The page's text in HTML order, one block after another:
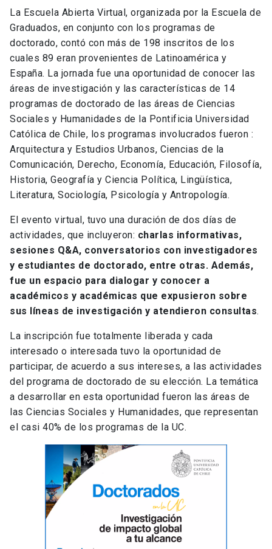
La Escuela Abierta Virtual, organizada por la Escuela de
Graduados, en conjunto con los programas de
doctorado, contó con más de 198 inscritos de los
cuales 89 eran provenientes de Latinoamérica y
España. La jornada fue una oportunidad de conocer las
áreas de investigación y las características de 14
programas de doctorado de las áreas de Ciencias
Sociales y Humanidades de la Pontificia Universidad
Católica de Chile, los programas involucrados fueron :
Arquitectura y Estudios Urbanos, Ciencias de la
Comunicación, Derecho, Economía, Educación, Filosofía,
Historia, Geografía y Ciencia Política, Lingüística,
Literatura, Sociología, Psicología y Antropología.
El evento virtual, tuvo una duración de dos días de
actividades, que incluyeron: charlas informativas,
sesiones Q&A, conversatorios con investigadores
y estudiantes de doctorado, entre otras. Además,
fue un espacio para dialogar y conocer a
académicos y académicas que expusieron sobre
sus líneas de investigación y atendieron consultas.
La inscripción fue totalmente liberada y cada
interesado o interesada tuvo la oportunidad de
participar, de acuerdo a sus intereses, a las actividades
del programa de doctorado de su elección. La temática
a desarrollar en esta oportunidad fueron las áreas de
las Ciencias Sociales y Humanidades, que representan
el casi 40% de los programas de la UC.